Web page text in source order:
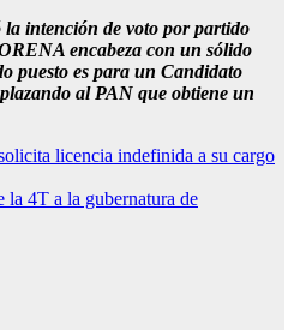
intención de voto por partido
encabeza con un sólido
puesto es para un Candidato
al PAN que obtiene un
licencia indefinida a su cargo
la 4T a la gubernatura de